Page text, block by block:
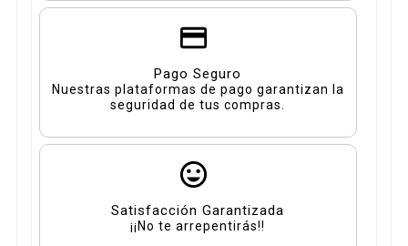
Pago Seguro
Nuestras plataformas de pago garantizan la
seguridad de tus compras.
Satisfacción Garantizada
¡¡No te arrepentirás!!